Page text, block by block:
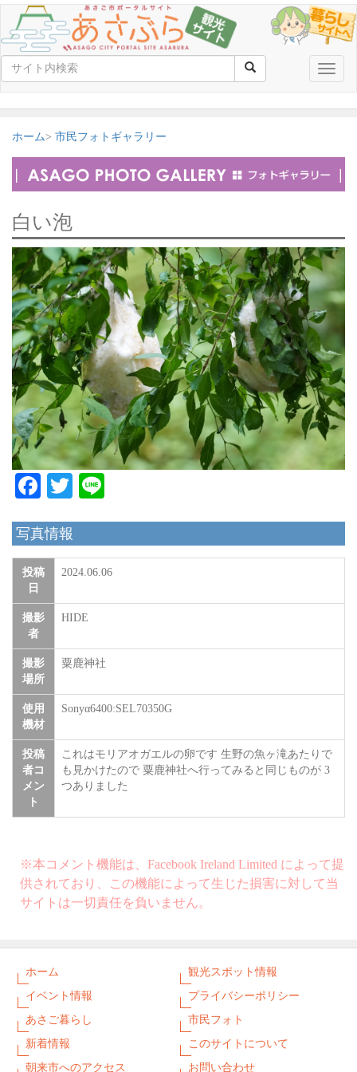
Toggle
ホーム 市民フォトギャラリー
白い泡
Facebook
Twitter
写真情報
投稿
日
2024.06.06
撮影
者
HIDE
撮影
場所
粟鹿神社
使用
機材
Sonyα6400:SEL70350G
投稿
者コ
メン
ト
これはモリアオガエルの卵です 生野の魚ヶ滝あたりで
も見かけたので 粟鹿神社へ行ってみると同じものが 3
つありました
※本コメント機能は、Facebook Ireland Limited によって提
供されており、この機能によって生じた損害に対して当
サイトは一切責任を負いません。
ホーム
観光スポット情報
イベント情報
プライバシーポリシー
あさご暮らし
市民フォト
新着情報
このサイトについて
朝来市へのアクセス
お問い合わせ